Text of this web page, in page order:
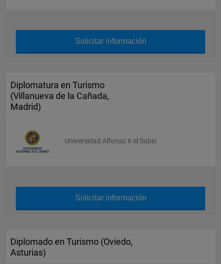
Solicitar información
Diplomatura en Turismo
(Villanueva de la Cañada,
Madrid)
Universidad Alfonso X el Sabio
Solicitar información
Diplomado en Turismo (Oviedo,
Asturias)